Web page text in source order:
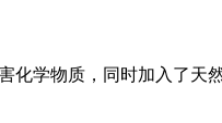
学物质，同时加入了天